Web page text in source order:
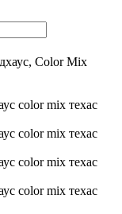
Color Mix